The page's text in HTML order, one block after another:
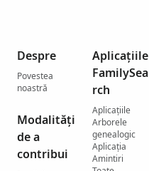
Despre
Povestea
noastră
Modalități
de a
contribui
Aplicațiile
FamilySea
rch
Aplicațiile
Arborele
genealogic
Aplicația
Amintiri